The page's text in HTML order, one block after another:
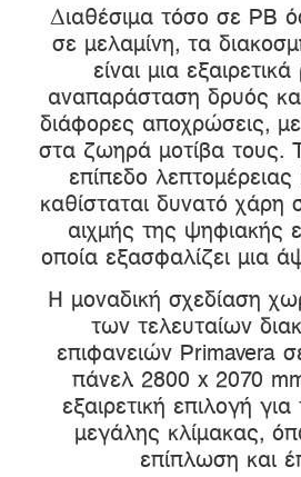
Διαθέσιμα τόσο σε PB
σε μελαμίνη, τα
είναι μια
αναπαράσταση δρυός
διάφορες αποχρώσεις,
στα ζωηρά μοτίβα τους.
επίπεδο λεπτομέρειας
καθίσταται δυνατό χάρη
αιχμής της ψηφιακής
οποία εξασφαλίζει μια
Η μοναδική σχεδίαση
των τελευταίων
επιφανειών Primavera
πάνελ 2800 x 2070
εξαιρετική επιλογή
μεγάλης κλίμακας,
επίπλωση και